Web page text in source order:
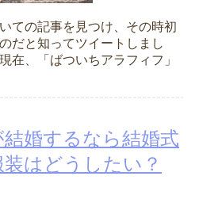
ての記事を見つけ、その時初
だと知ってツイートしまし
在、「ばついちアラフィフ」
結婚するなら結婚式
はどうしたい？